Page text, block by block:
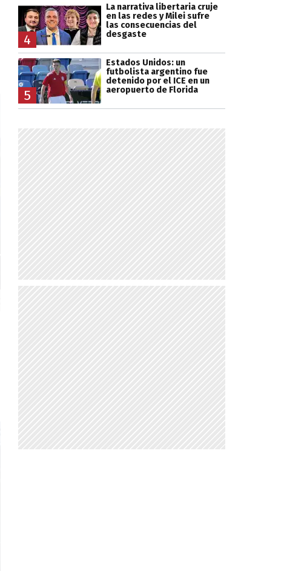
4
La narrativa libertaria cruje
en las redes y Milei sufre
las consecuencias del
desgaste
5
Estados Unidos: un
futbolista argentino fue
detenido por el ICE en un
aeropuerto de Florida